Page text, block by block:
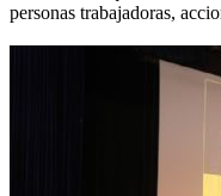
personas trabajadoras,